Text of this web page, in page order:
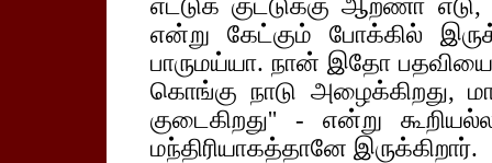
எட்டுக் குட்டுக்கு ஆறணா எடு,
என்று கேட்கும் போக்கில்
பாருமய்யா. நான் இதோ
கொங்கு நாடு அழைக்கிறது,
குடைகிறது'' - என்று
மந்திரியாகத்தானே இருக்கிறார்.